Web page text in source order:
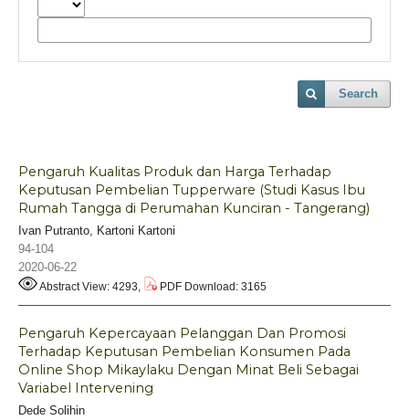
Search
Pengaruh Kualitas Produk dan Harga Terhadap
Keputusan Pembelian Tupperware (Studi Kasus Ibu
Rumah Tangga di Perumahan Kunciran - Tangerang)
Ivan Putranto, Kartoni Kartoni
94-104
2020-06-22
Abstract View: 4293, PDF Download: 3165
Pengaruh Kepercayaan Pelanggan Dan Promosi
Terhadap Keputusan Pembelian Konsumen Pada
Online Shop Mikaylaku Dengan Minat Beli Sebagai
Variabel Intervening
Dede Solihin